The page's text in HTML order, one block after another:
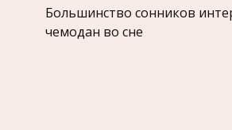
Большинство сонников
чемодан во сне